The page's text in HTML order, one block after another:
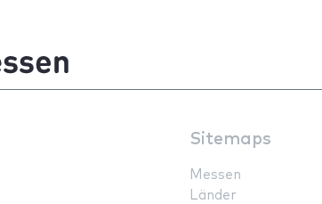
Sitemaps
Messen
Länder